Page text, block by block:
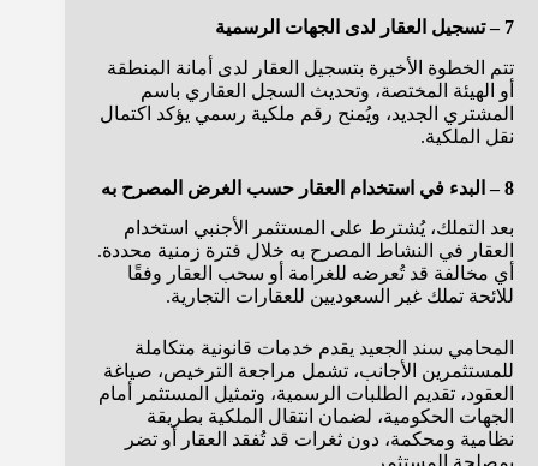
7 – تسجيل العقار لدى الجهات الرسمية
تتم الخطوة الأخيرة بتسجيل العقار لدى أمانة المنطقة
أو الهيئة المختصة، وتحديث السجل العقاري باسم
المشتري الجديد، ويُمنح رقم ملكية رسمي يؤكد اكتمال
نقل الملكية.
8 – البدء في استخدام العقار حسب الغرض المصرح به
بعد التملك، يُشترط على المستثمر الأجنبي استخدام
العقار في النشاط المصرح به خلال فترة زمنية محددة.
أي مخالفة قد تُعرضه للغرامة أو سحب العقار وفقًا
للائحة تملك غير السعوديين للعقارات التجارية.
المحامي سند الجعيد يقدم خدمات قانونية متكاملة
للمستثمرين الأجانب، تشمل مراجعة الترخيص، صياغة
العقود، تقديم الطلبات الرسمية، وتمثيل المستثمر أمام
الجهات الحكومية، لضمان انتقال الملكية بطريقة
نظامية ومحكمة، دون ثغرات قد تُفقد العقار أو تضر